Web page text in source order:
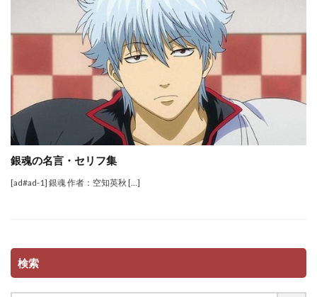
銀魂の名言・セリフ集
[ad#ad-1] 銀魂 作者：空知英秋 […]
検索